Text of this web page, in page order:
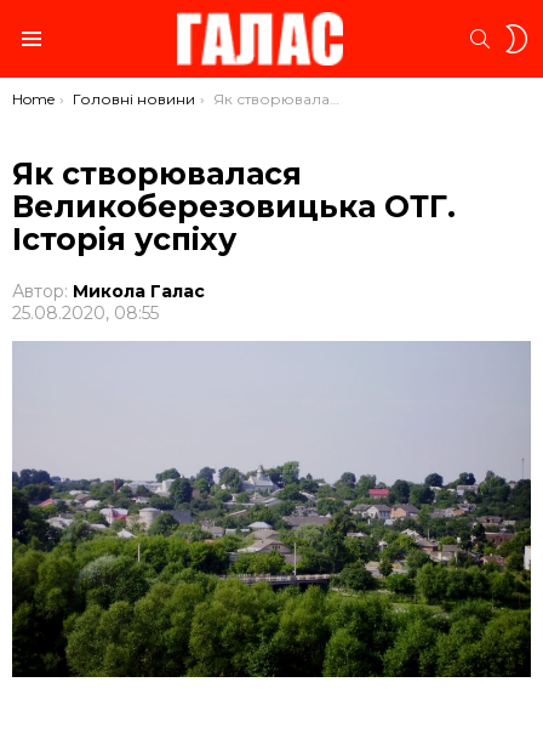
You are here:
Home Головні новини Як створювалася Великоберезовицька ОТГ. Історія успіху
Як створювалася
Великоберезовицька ОТГ.
Історія успіху
Автор: Микола Галас
25.08.2020, 08:55